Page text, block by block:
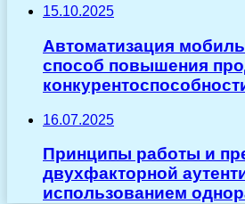
15.10.2025
Автоматизация
способ повышения
16.07.2025
Принципы работы и
двухфакторной
использованием